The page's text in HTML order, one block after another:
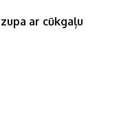
ar cūkgaļu